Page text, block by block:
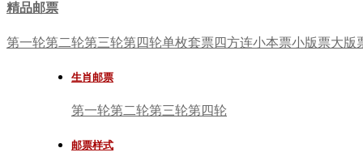
精品邮票
第一轮第二轮第三轮第四轮单枚套票 四方连小本票小版票大版
生肖邮票
第一轮第二轮第三轮第四轮
邮票样式